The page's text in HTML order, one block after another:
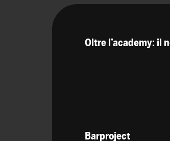
Oltre l’academy: il
Barproject